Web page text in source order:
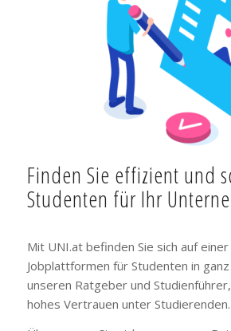
Finden Sie effizient und
Studenten für Ihr
Mit UNI.at befinden Sie sich auf
Jobplattformen für Studenten in
unseren Ratgeber und
hohes Vertrauen unter Studierenden.